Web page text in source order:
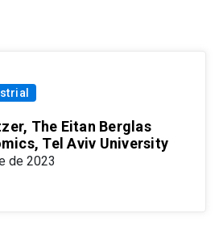
The Eitan Berglas
Tel Aviv University
de 2023